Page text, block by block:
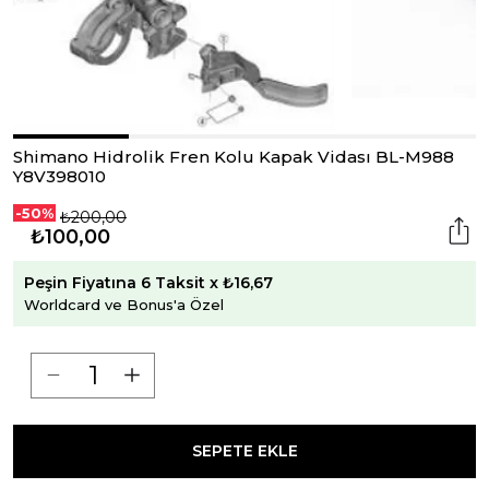
Shimano Hidrolik Fren Kolu Kapak Vidası BL-M988
Y8V398010
-50% ₺200,00
₺100,00
Peşin Fiyatına 6 Taksit x ₺16,67
Worldcard ve Bonus'a Özel
SEPETE EKLE